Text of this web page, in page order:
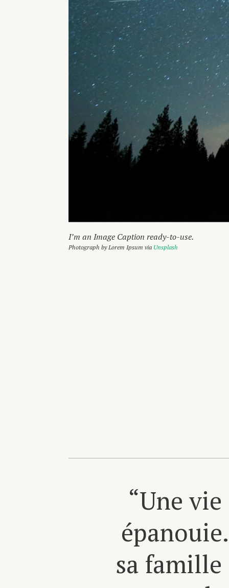
I’m an Image Caption ready-to-use.
Photograph by Lorem Ipsum via Unsplash
“Une
sa famille